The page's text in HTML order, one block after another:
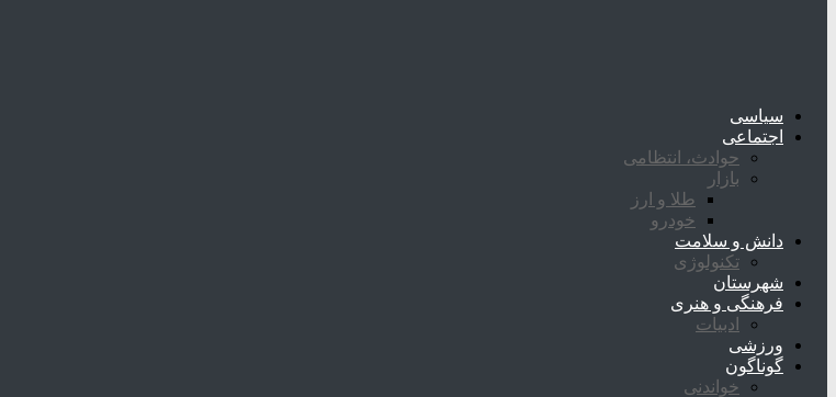
سیاسی
اجتماعی
حوادث، انتظامی
بازار
طلا و ارز
خودرو
دانش و سلامت
تکنولوژی
شهرستان
فرهنگی و هنری
ادبیات
ورزشی
گوناگون
خواندنی